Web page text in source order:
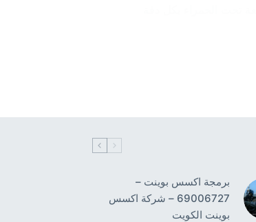
برمجة اكسس بوينت –
69006727 – شركة اكسس
بوينت الكويت